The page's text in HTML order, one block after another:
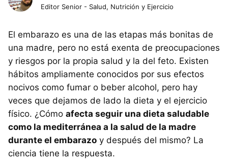
Editor Senior - Salud, Nutrición y Ejercicio
El embarazo es una de las etapas más bonitas de
una madre, pero no está exenta de preocupaciones
y riesgos por la propia salud y la del feto. Existen
hábitos ampliamente conocidos por sus efectos
nocivos como fumar o beber alcohol, pero hay
veces que dejamos de lado la dieta y el ejercicio
físico. ¿Cómo afecta seguir una dieta saludable
como la mediterránea a la salud de la madre
durante el embarazo y después del mismo? La
ciencia tiene la respuesta.